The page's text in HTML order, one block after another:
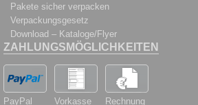
Pakete sicher verpacken
Verpackungsgesetz
Download – Kataloge/Flyer
ZAHLUNGSMÖGLICHKEITEN
PayPal Vorkasse Rechnung